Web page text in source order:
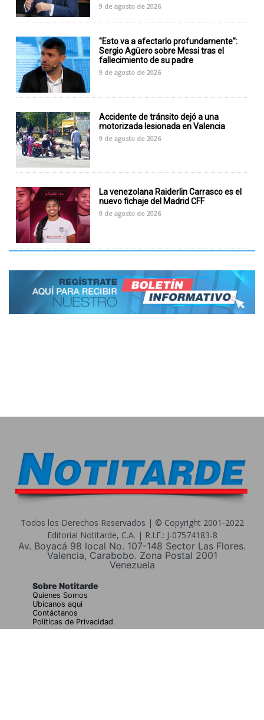
9 de agosto de 2026
"Esto va a afectarlo profundamente":
Sergio Agüero sobre Messi tras el
fallecimiento de su padre
9 de agosto de 2026
Accidente de tránsito dejó a una
motorizada lesionada en Valencia
9 de agosto de 2026
La venezolana Raiderlin Carrasco es el
nuevo fichaje del Madrid CFF
9 de agosto de 2026
Todos los Derechos Reservados | © Copyright 2001-2022
Editorial Notitarde, C.A. | R.I.F.: J-07574183-8
Av. Boyacá 98 local No. 107-148 Sector Las Flores.
Valencia, Carabobo. Zona Postal 2001
Venezuela
Sobre Notitarde
Quienes Somos
Ubícanos aquí
Contáctanos
Políticas de Privacidad